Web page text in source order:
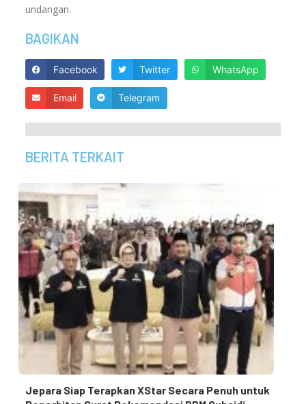
undangan.
BAGIKAN
Facebook Twitter WhatsApp
Email Telegram
BERITA TERKAIT
Jepara Siap Terapkan XStar Secara Penuh untuk